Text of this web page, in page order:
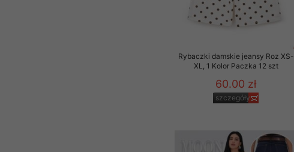
Rybaczki damskie jeansy Roz XS-
XL, 1 Kolor Paczka 12 szt
60.00 zł
szczegóły